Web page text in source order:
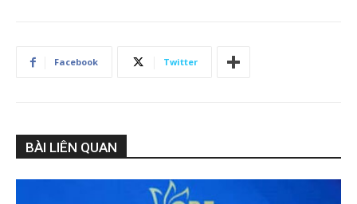
Facebook Twitter
BÀI LIÊN QUAN